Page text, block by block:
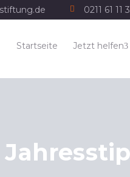
0211 61 11
Startseite Jetzt helfen